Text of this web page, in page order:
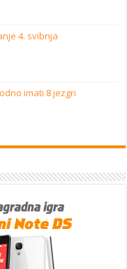
4. svibnja
imati 8 jezgri